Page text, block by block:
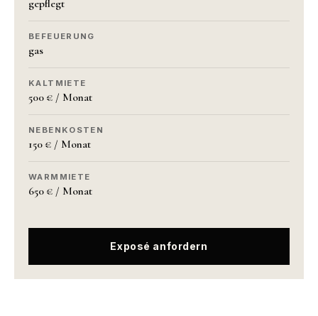
gepflegt
BEFEUERUNG
gas
KALTMIETE
500 € / Monat
NEBENKOSTEN
150 € / Monat
WARMMIETE
650 € / Monat
Exposé anfordern